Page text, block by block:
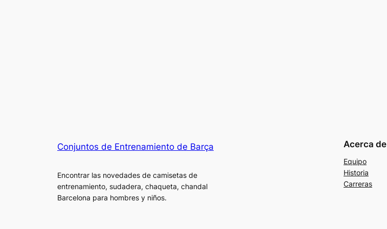
Conjuntos de Entrenamiento de Barça
Encontrar las novedades de camisetas de
entrenamiento, sudadera, chaqueta, chandal
Barcelona para hombres y niños.
Acerca de
Equipo
Historia
Carreras